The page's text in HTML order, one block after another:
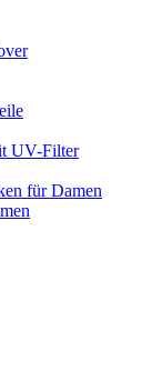
UV-Filter
für Damen